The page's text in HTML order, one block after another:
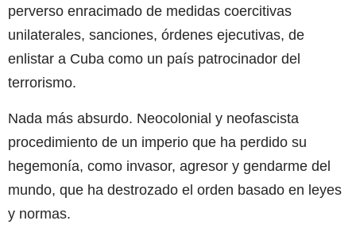
perverso enracimado de medidas coercitivas
unilaterales, sanciones, órdenes ejecutivas, de
enlistar a Cuba como un país patrocinador del
terrorismo.
Nada más absurdo. Neocolonial y neofascista
procedimiento de un imperio que ha perdido su
hegemonía, como invasor, agresor y gendarme del
mundo, que ha destrozado el orden basado en leyes
y normas.